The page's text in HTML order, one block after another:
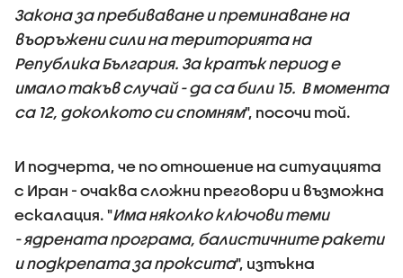
Закона за пребиваване и преминаване на
въоръжени сили на територията на
Република България. За кратък период е
имало такъв случай - да са били 15. В момента
са 12, доколкото си спомням", посочи той.
И подчерта, че по отношение на ситуацията
с Иран - очаква сложни преговори и възможна
ескалация. "Има няколко ключови теми
- ядрената програма, балистичните ракети
и подкрепата за проксита", изтъкна